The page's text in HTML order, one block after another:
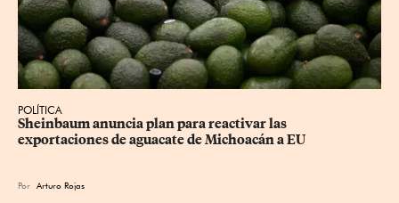
POLÍTICA
Sheinbaum anuncia plan para reactivar las
exportaciones de aguacate de Michoacán a EU
Por Arturo Rojas